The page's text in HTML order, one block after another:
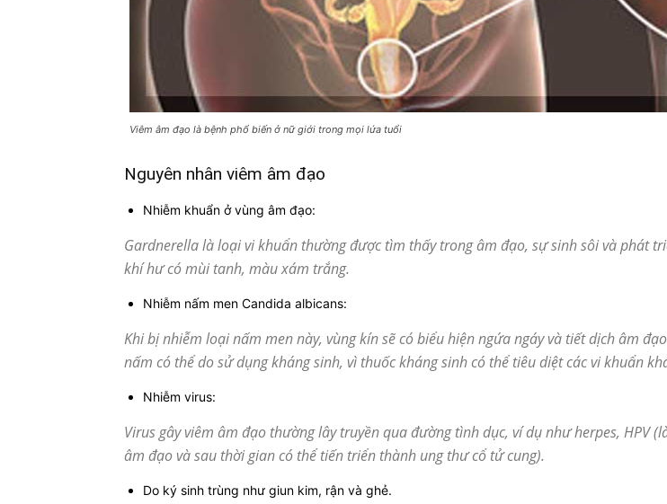
Viêm âm đạo là bệnh phổ biến ở nữ giới trong mọi lứa tuổi
Nguyên nhân viêm âm đạo
Nhiễm khuẩn ở vùng âm đạo:
Gardnerella là loại vi khuẩn thường được tìm thấy trong âm đạo, sự sinh sôi và phát
khí hư có mùi tanh, màu xám trắng.
Nhiễm nấm men Candida albicans:
Khi bị nhiễm loại nấm men này, vùng kín sẽ có biểu hiện ngứa ngáy và tiết dịch âm
nấm có thể do sử dụng kháng sinh, vì thuốc kháng sinh có thể tiêu diệt các vi khuẩn
Nhiễm virus:
Virus gây viêm âm đạo thường lây truyền qua đường tình dục, ví dụ như herpes, HPV
âm đạo và sau thời gian có thể tiến triển thành ung thư cổ tử cung).
Do ký sinh trùng như giun kim, rận và ghẻ.